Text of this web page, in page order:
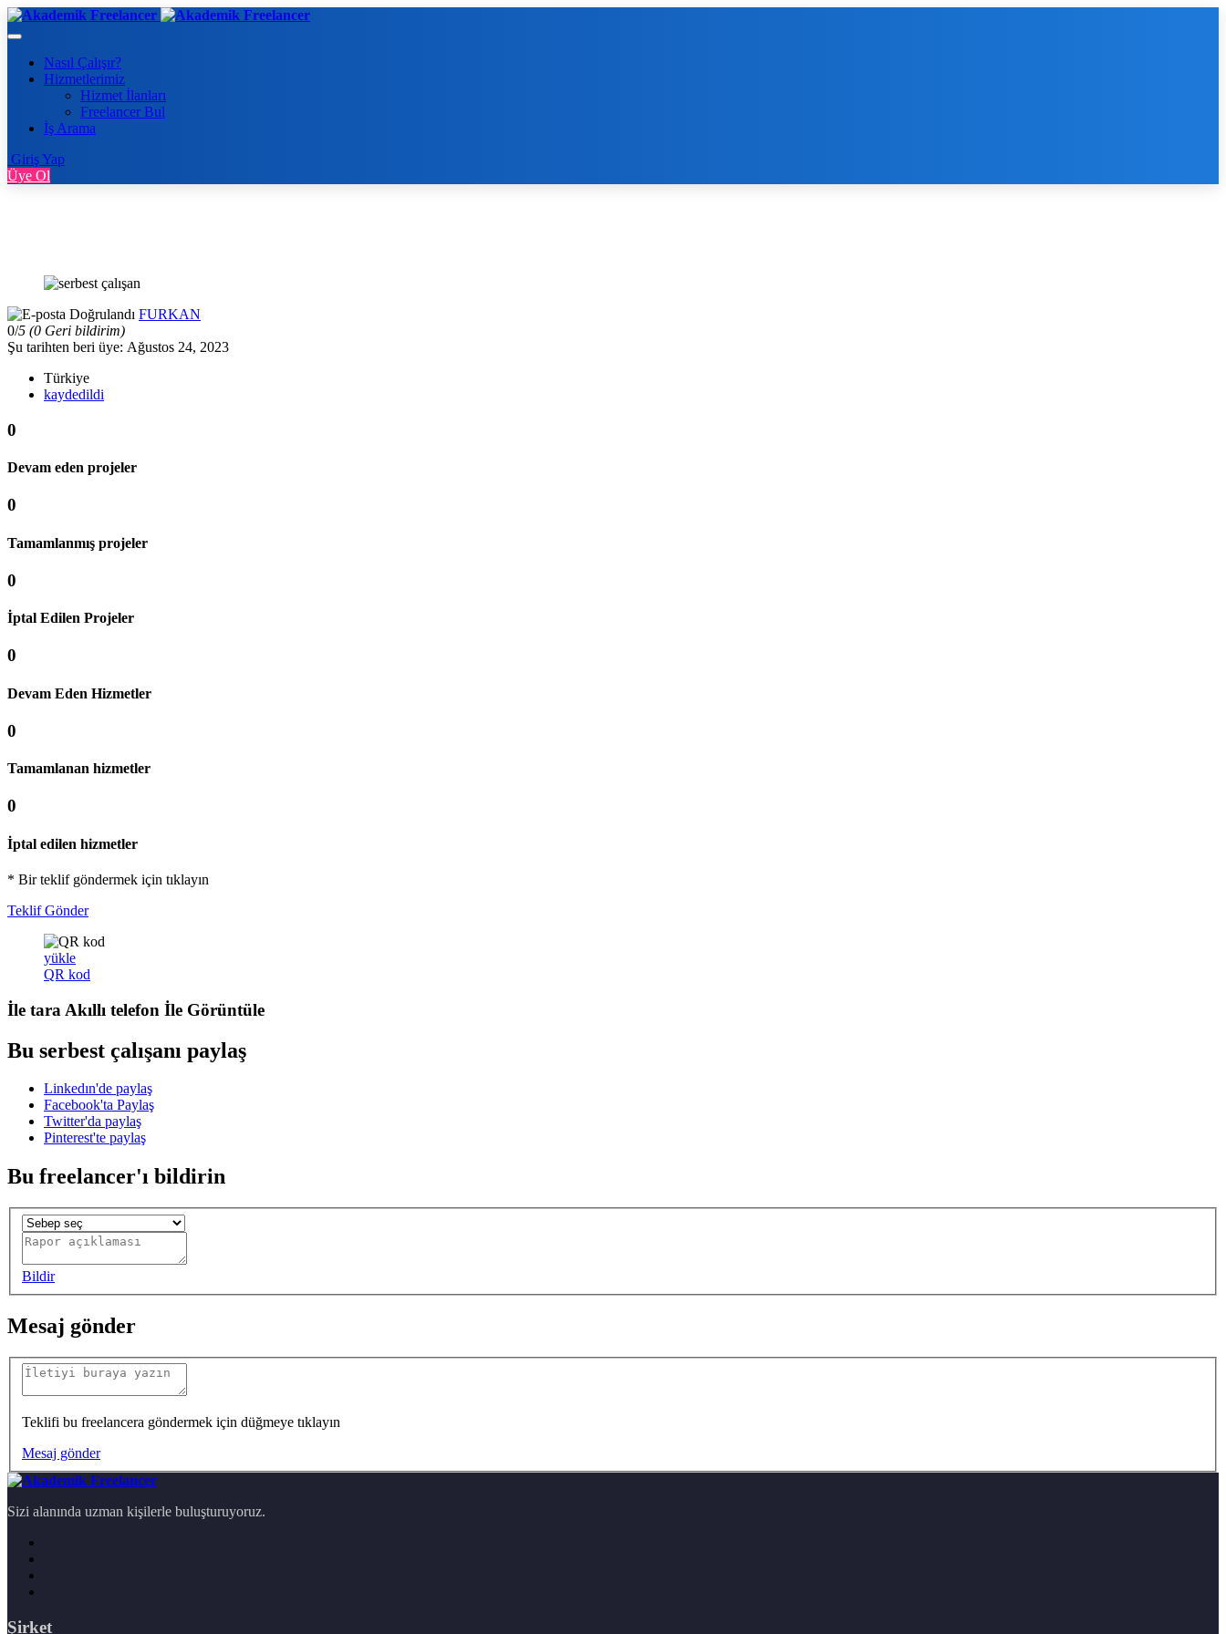
Nasıl Çalışır?
Hizmetlerimiz
Hizmet İlanları
Freelancer Bul
İş Arama
Giriş Yap
Üye Ol
FURKAN
0/5 (0 Geri bildirim)
Şu tarihten beri üye: Ağustos 24, 2023
Türkiye
kaydedildi
0
Devam eden projeler
0
Tamamlanmış projeler
0
İptal Edilen Projeler
0
Devam Eden Hizmetler
0
Tamamlanan hizmetler
0
İptal edilen hizmetler
* Bir teklif göndermek için tıklayın
Teklif Gönder
yükle
QR kod
İle tara Akıllı telefon İle Görüntüle
Bu serbest çalışanı paylaş
Linkedın'de paylaş
Facebook'ta Paylaş
Twitter'da paylaş
Pinterest'te paylaş
Bu freelancer'ı bildirin
Bildir
Mesaj gönder
Teklifi bu freelancera göndermek için düğmeye tıklayın
Mesaj gönder
Sizi alanında uzman kişilerle buluşturuyoruz.
Şirket